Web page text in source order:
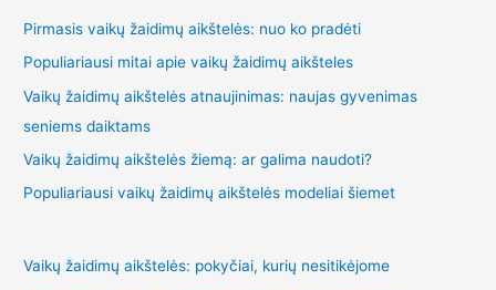
Pirmasis vaikų žaidimų aikštelės: nuo ko pradėti
Populiariausi mitai apie vaikų žaidimų aikšteles
Vaikų žaidimų aikštelės atnaujinimas: naujas gyvenimas
seniems daiktams
Vaikų žaidimų aikštelės žiemą: ar galima naudoti?
Populiariausi vaikų žaidimų aikštelės modeliai šiemet
Vaikų žaidimų aikštelės: pokyčiai, kurių nesitikėjome